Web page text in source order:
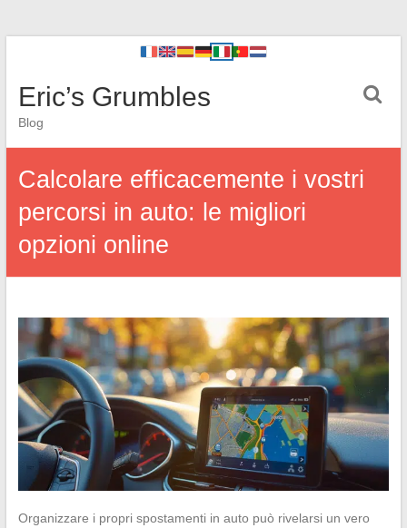
Eric’s Grumbles
Blog
Calcolare efficacemente i vostri
percorsi in auto: le migliori
opzioni online
Organizzare i propri spostamenti in auto può rivelarsi un vero